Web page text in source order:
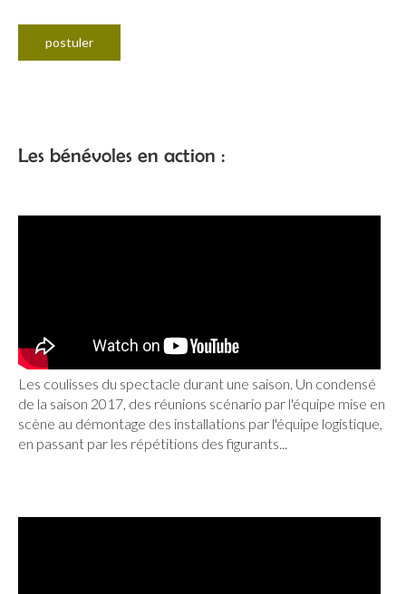
postuler
Les bénévoles en action :
Les coulisses du spectacle durant une saison. Un condensé
de la saison 2017, des réunions scénario par l'équipe mise en
scène au démontage des installations par l'équipe logistique,
en passant par les répétitions des figurants...